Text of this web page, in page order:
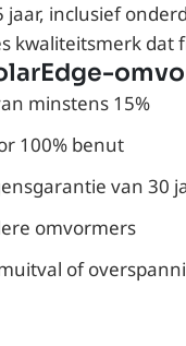
inclusief
kwaliteitsmerk dat
minstens 15%
100% benut
van 30
omvormers
of